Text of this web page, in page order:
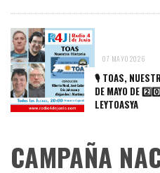
07 MAYO 2026
🎙️ TOAS,
DE MAYO DE
LEYTOASYA
CAMPAÑA